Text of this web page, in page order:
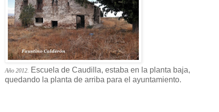
Año 2012.
Escuela de Caudilla, estaba en la planta baja,
quedando la planta de arriba para el ayuntamiento.